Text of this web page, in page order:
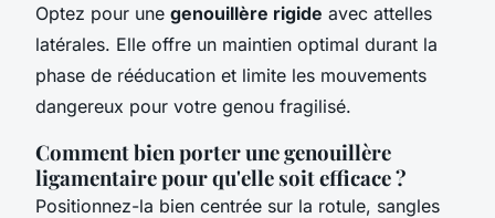
Optez pour une genouillère rigide avec attelles
latérales. Elle offre un maintien optimal durant la
phase de rééducation et limite les mouvements
dangereux pour votre genou fragilisé.
Comment bien porter une genouillère
ligamentaire pour qu'elle soit efficace ?
Positionnez-la bien centrée sur la rotule, sangles